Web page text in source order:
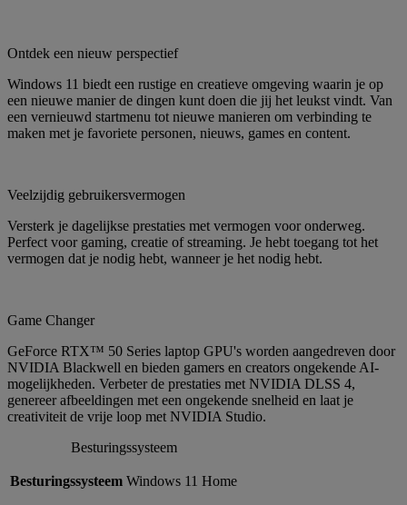
Ontdek een nieuw perspectief
Windows 11 biedt een rustige en creatieve omgeving waarin je op
een nieuwe manier de dingen kunt doen die jij het leukst vindt. Van
een vernieuwd startmenu tot nieuwe manieren om verbinding te
maken met je favoriete personen, nieuws, games en content.
Veelzijdig gebruikersvermogen
Versterk je dagelijkse prestaties met vermogen voor onderweg.
Perfect voor gaming, creatie of streaming. Je hebt toegang tot het
vermogen dat je nodig hebt, wanneer je het nodig hebt.
Game Changer
GeForce RTX™ 50 Series laptop GPU's worden aangedreven door
NVIDIA Blackwell en bieden gamers en creators ongekende AI-
mogelijkheden. Verbeter de prestaties met NVIDIA DLSS 4,
genereer afbeeldingen met een ongekende snelheid en laat je
creativiteit de vrije loop met NVIDIA Studio.
Besturingssysteem
Besturingssysteem Windows 11 Home